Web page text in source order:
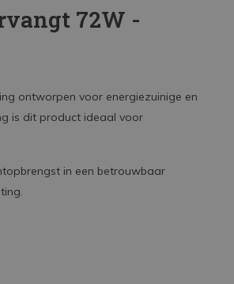
72W -
ontworpen voor energiezuinige en
is dit product ideaal voor
in een betrouwbaar